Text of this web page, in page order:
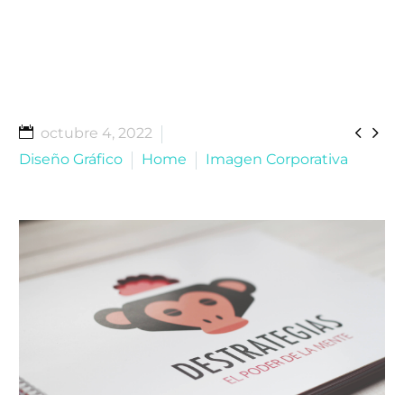
 
octubre 4, 2022
Diseño Gráfico
Home Imagen Corporativa